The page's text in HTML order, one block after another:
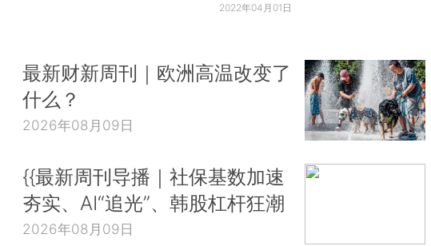
2022年04月01日
最新财新周刊｜欧洲高温改变了
什么？
2026年08月09日
{{最新周刊导播｜社保基数加速
夯实、AI“追光”、韩股杠杆狂潮
2026年08月09日